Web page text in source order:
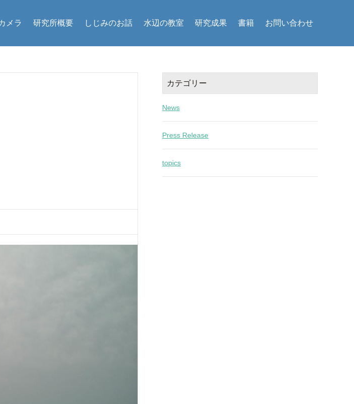
メラ 研究所概要 しじみのお話 水辺の教室 研究成果 書籍 お問い合わせ
カテゴリー
News
Press Release
topics